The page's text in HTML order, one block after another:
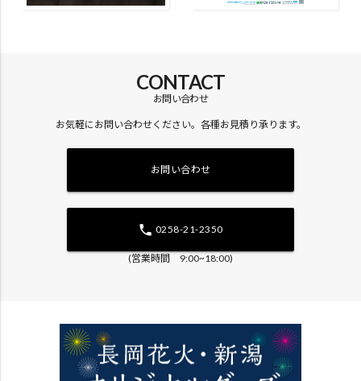
CONTACT
お問い合わせ
お気軽にお問い合わせください。各種お見積り承ります。
お問い合わせ
phone 0258-21-2350
(営業時間 9:00~18:00)